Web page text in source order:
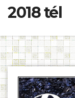
2018 tél